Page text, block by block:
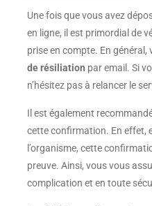
Une fois que vous avez
en ligne, il est primordial de
prise en compte. En général,
de résiliation par email. Si
n’hésitez pas à relancer le
Il est également
cette confirmation. En effet,
l’organisme, cette
preuve. Ainsi, vous vous
complication et en toute